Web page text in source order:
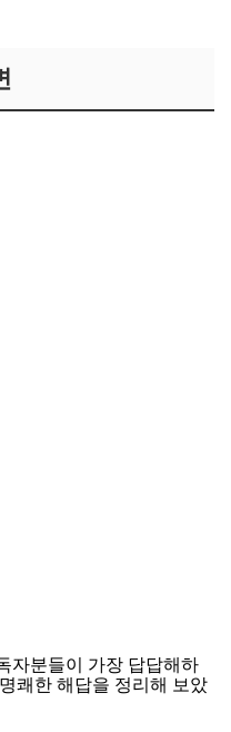
자분들이 가장 답답해하
쾌한 해답을 정리해 보았